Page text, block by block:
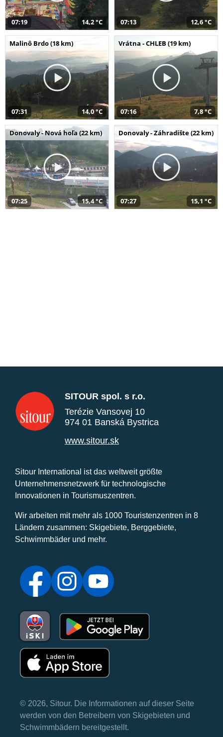
07:19 14,2 °C 07:13 12,6 °C
Malinô Brdo (18 km)
07:31 14,0 °C
Vrátna - CHLEB (19 km)
07:16 7,8 °C
Donovaly - Nová hoľa (22 km)
07:25 15,4 °C
Donovaly - Záhradište (22 km)
07:27 15,1 °C
SITOUR spol. s r.o.
Terézie Vansovej 10
974 01 Banská Bystrica
www.sitour.sk
Sitour International ist das weltweit größte
Unternehmensnetzwerk für technologische
Innovationen in Tourismuszentren.
Wir arbeiten mit mehr als 1000 Touristenzentren in 8
Ländern zusammen: Skigebiete, Berggebiete,
Schwimmbäder und mehr.
© 2026, Sitour. Die Informationen auf dieser Seite
werden von den Betreibern von Skigebieten und
Schwimmbädern bereitgestellt.